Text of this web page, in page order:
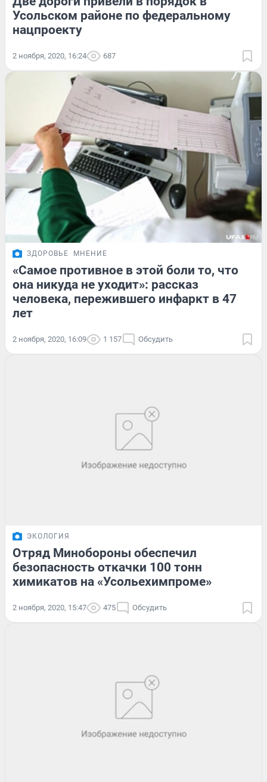
Усольском районе по федеральному
нацпроекту
2 ноября, 2020, 16:24 687
ЗДОРОВЬЕ МНЕНИЕ
«Самое противное в этой боли то, что
она никуда не уходит»: рассказ
человека, пережившего инфаркт в 47
лет
2 ноября, 2020, 16:09 1 157 Обсудить
ЭКОЛОГИЯ
Отряд Минобороны обеспечил
безопасность откачки 100 тонн
химикатов на «Усольехимпроме»
2 ноября, 2020, 15:47 475 Обсудить